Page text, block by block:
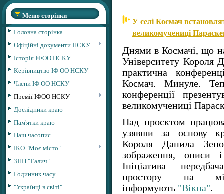
Меню сторінки
Головна сторінка
Офіційні документи НСКУ
Історія ІФОО НСКУ
Керівництво ІФ ОО НСКУ
Члени ІФ ОО НСКУ
Премії ІФОО НСКУ
Дослідники краю
Пам'ятки краю
Наш часопис
ІКО "Моє місто"
ЗНП "Галич"
Годинник часу
"Українці в світі"
У селі Космач
великомучениці
Днями в Космачі, що
Університету Короля
практична
Космач. Минуле.
конференції
великомучениці
Над проєктом
узявши за основу
Короля Данила
зображення, описи
Ініціатива
простору на
інформують "Вікна".